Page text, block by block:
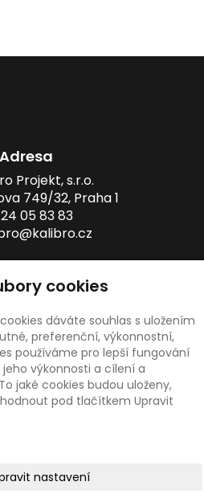
Adresa
Projekt, s.r.o.
749/32, Praha 1
05 83 83
testy
testy ZŠ
testy ZŠ
cookies
cookies
dáváte souhlas s uložením
preferenční, výkonnostní,
používáme pro lepší fungování
výkonnosti a cílení a
jaké cookies budou uloženy,
pod tlačítkem Upravit
nastavení